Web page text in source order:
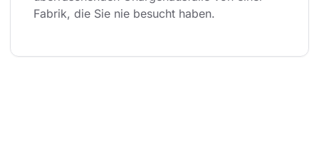
Fabrik, die Sie nie besucht haben.